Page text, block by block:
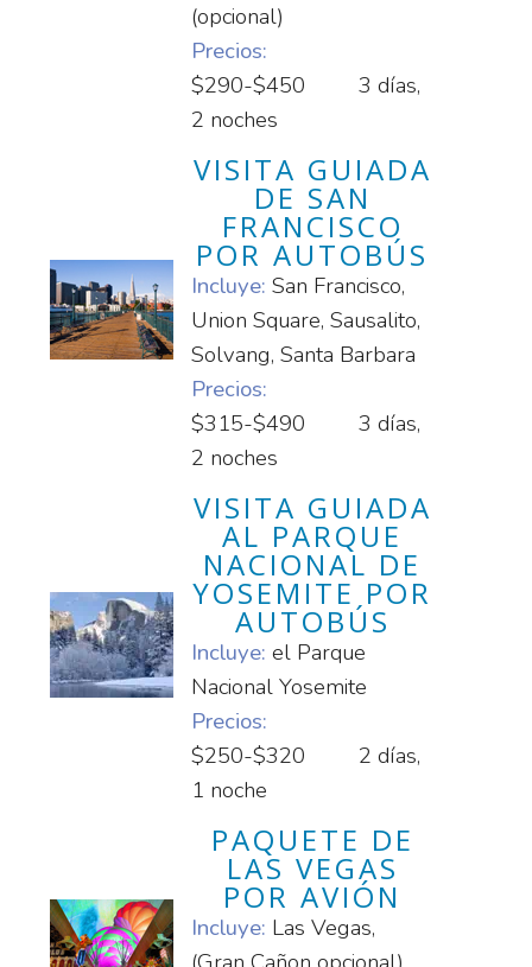
(opcional)
Precios:
$290-$450
3 días,
2 noches
VISITA GUIADA
DE SAN
FRANCISCO
POR AUTOBÚS
Incluye:San Francisco,
Union Square, Sausalito,
Solvang, Santa Barbara
Precios:
$315-$490
3 días,
2 noches
VISITA GUIADA
AL PARQUE
NACIONAL DE
YOSEMITE POR
AUTOBÚS
Incluye:el Parque
Nacional Yosemite
Precios:
$250-$320
2 días,
1 noche
PAQUETE DE
LAS VEGAS
POR AVIÓN
Incluye: Las Vegas,